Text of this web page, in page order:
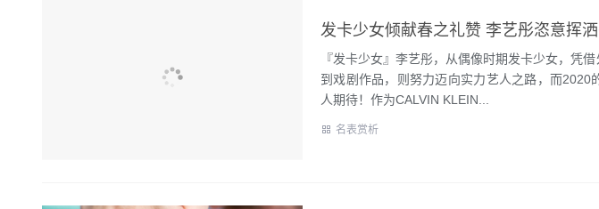
发卡少女倾献春之礼赞 李艺彤恣意挥
『发卡少女』李艺彤，从偶像时期发卡少女，凭
到戏剧作品，则努力迈向实力艺人之路，而
人期待！作为CALVIN KLEIN...
名表赏析